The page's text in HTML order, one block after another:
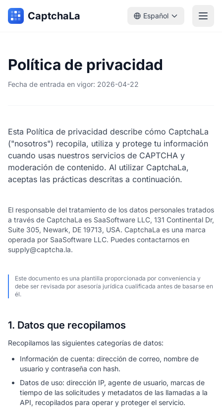
CaptchaLa Español
Política de privacidad
Fecha de entrada en vigor: 2026-04-22
Esta Política de privacidad describe cómo CaptchaLa
("nosotros") recopila, utiliza y protege tu información
cuando usas nuestros servicios de CAPTCHA y
moderación de contenido. Al utilizar CaptchaLa,
aceptas las prácticas descritas a continuación.
El responsable del tratamiento de los datos personales tratados
a través de CaptchaLa es SaaSoftware LLC, 131 Continental Dr,
Suite 305, Newark, DE 19713, USA. CaptchaLa es una marca
operada por SaaSoftware LLC. Puedes contactarnos en
supply@captcha.la.
Este documento es una plantilla proporcionada por conveniencia y
debe ser revisada por asesoría jurídica cualificada antes de basarse en
él.
1. Datos que recopilamos
Recopilamos las siguientes categorías de datos:
Información de cuenta: dirección de correo, nombre de
usuario y contraseña con hash.
Datos de uso: dirección IP, agente de usuario, marcas de
tiempo de las solicitudes y metadatos de las llamadas a la
API, recopilados para operar y proteger el servicio.